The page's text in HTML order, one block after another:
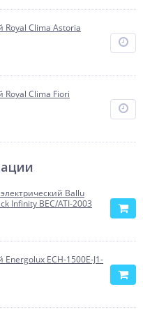
Royal Clima Astoria
Royal Clima Fiori
Ballu
Infinity BEC/ATI-2003
ECH-1500E-J1-